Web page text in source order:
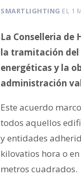
SMARTLIGHTING EL 1
La Conselleria
la tramitación del
energéticas y la
administración
Este acuerdo
todos aquellos
y entidades
kilovatios hora o
metros cuadrados.